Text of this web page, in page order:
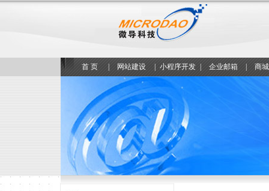
首 页 网站建设 小程序开发 企业邮箱 商